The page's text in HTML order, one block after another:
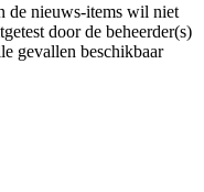
de nieuws-items wil niet
door de beheerder(s)
gevallen beschikbaar